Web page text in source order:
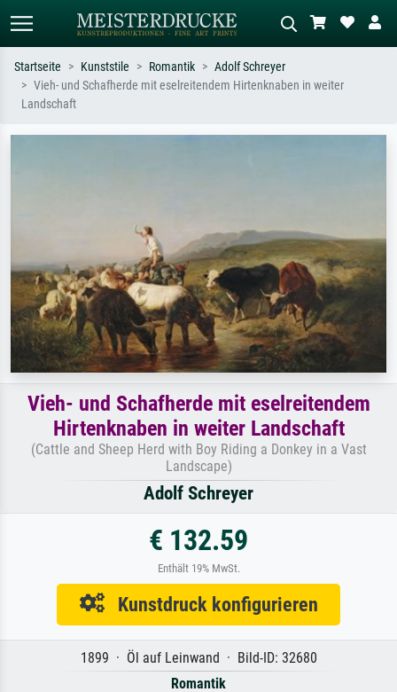
Startseite Kunststile Romantik
Adolf Schreyer
Vieh- und Schafherde mit eselreitendem Hirtenknaben in weiter
Landschaft
Vieh- und Schafherde mit eselreitendem
Hirtenknaben in weiter Landschaft
(Cattle and Sheep Herd with Boy Riding a Donkey in a Vast
Landscape)
Adolf Schreyer
€ 132.59
Enthält 19% MwSt.
Kunstdruck konfigurieren
1899 · Öl auf Leinwand · Bild-ID: 32680
Romantik